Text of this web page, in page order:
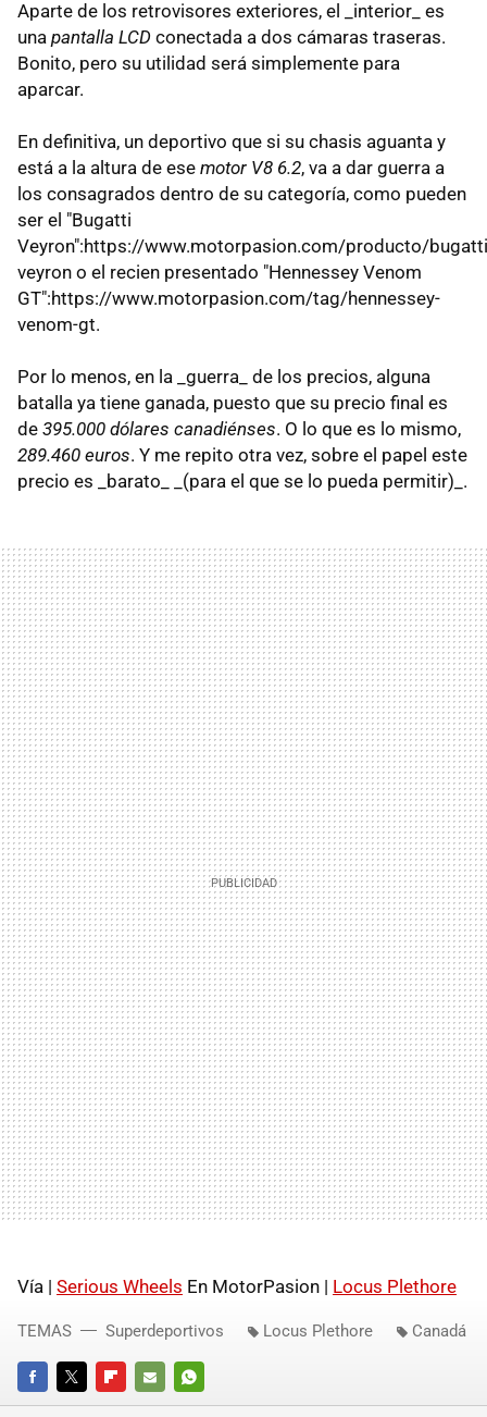
Aparte de los retrovisores exteriores, el _interior_ es
una pantalla LCD conectada a dos cámaras traseras.
Bonito, pero su utilidad será simplemente para
aparcar.
En definitiva, un deportivo que si su chasis aguanta y
está a la altura de ese motor V8 6.2, va a dar guerra a
los consagrados dentro de su categoría, como pueden
ser el "Bugatti
Veyron":https://www.motorpasion.com/producto/
veyron o el recien presentado "Hennessey Venom
GT":https://www.motorpasion.com/tag/hennessey-
venom-gt.
Por lo menos, en la _guerra_ de los precios, alguna
batalla ya tiene ganada, puesto que su precio final es
de 395.000 dólares canadiénses. O lo que es lo mismo,
289.460 euros. Y me repito otra vez, sobre el papel este
precio es _barato_ _(para el que se lo pueda permitir)_.
Vía | Serious Wheels En MotorPasion | Locus Plethore
FACEBOOKTWITTERFLIPBOARD
E-
WHATSAPP
TEMAS Superdeportivos Locus Plethore Canadá